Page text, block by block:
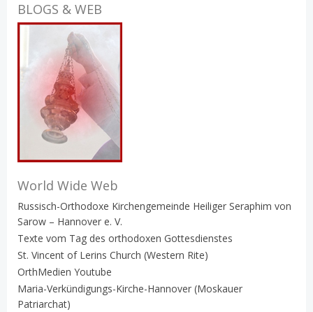
BLOGS & WEB
World Wide Web
Russisch-Orthodoxe Kirchengemeinde Heiliger Seraphim von
Sarow – Hannover e. V.
Texte vom Tag des orthodoxen Gottesdienstes
St. Vincent of Lerins Church (Western Rite)
OrthMedien Youtube
Maria-Verkündigungs-Kirche-Hannover (Moskauer
Patriarchat)